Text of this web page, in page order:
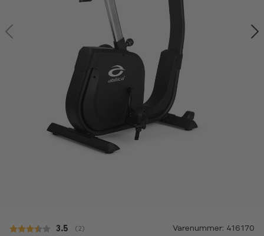
Gennemsnitlig vurdering:
3.5 ( stemmer:
2 ) Varenummer: 416170